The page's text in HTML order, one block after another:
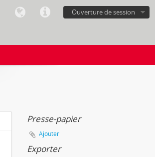
Ouverture de session
Presse-papier
Ajouter
Exporter